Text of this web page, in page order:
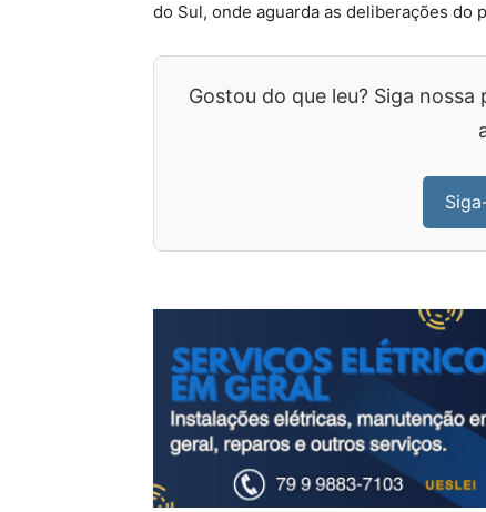
do Sul, onde aguarda as deliberações do
Gostou do que leu? Siga